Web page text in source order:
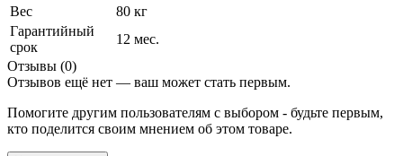
Вес
80 кг
Гарантийный
срок
12 мес.
Отзывы (0)
Отзывов ещё нет — ваш может стать первым.
Помогите другим пользователям с выбором - будьте первым,
кто поделится своим мнением об этом товаре.